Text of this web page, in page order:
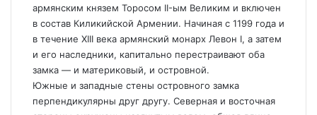
армянским князем Торосом II-ым Великим и включен
в состав Киликийской Армении. Начиная с 1199 года и
в течение XIII века армянский монарх Левон I, а затем
и его наследники, капитально перестраивают оба
замка — и материковый, и островной.
Южные и западные стены островного замка
перпендикулярны друг другу. Северная и восточная